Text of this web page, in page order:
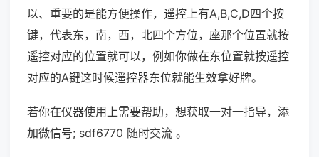
以、重要的是能方便操作，遥控上有A,B,C,D四个按
键，代表东，南，西，北四个方位，座那个位置就按
遥控对应的位置就可以，例如你做在东位置就按遥控
对应的A键这时候遥控器东位就能生效拿好牌。
若你在仪器使用上需要帮助，想获取一对一指导，添
加微信号; sdf6770 随时交流 。